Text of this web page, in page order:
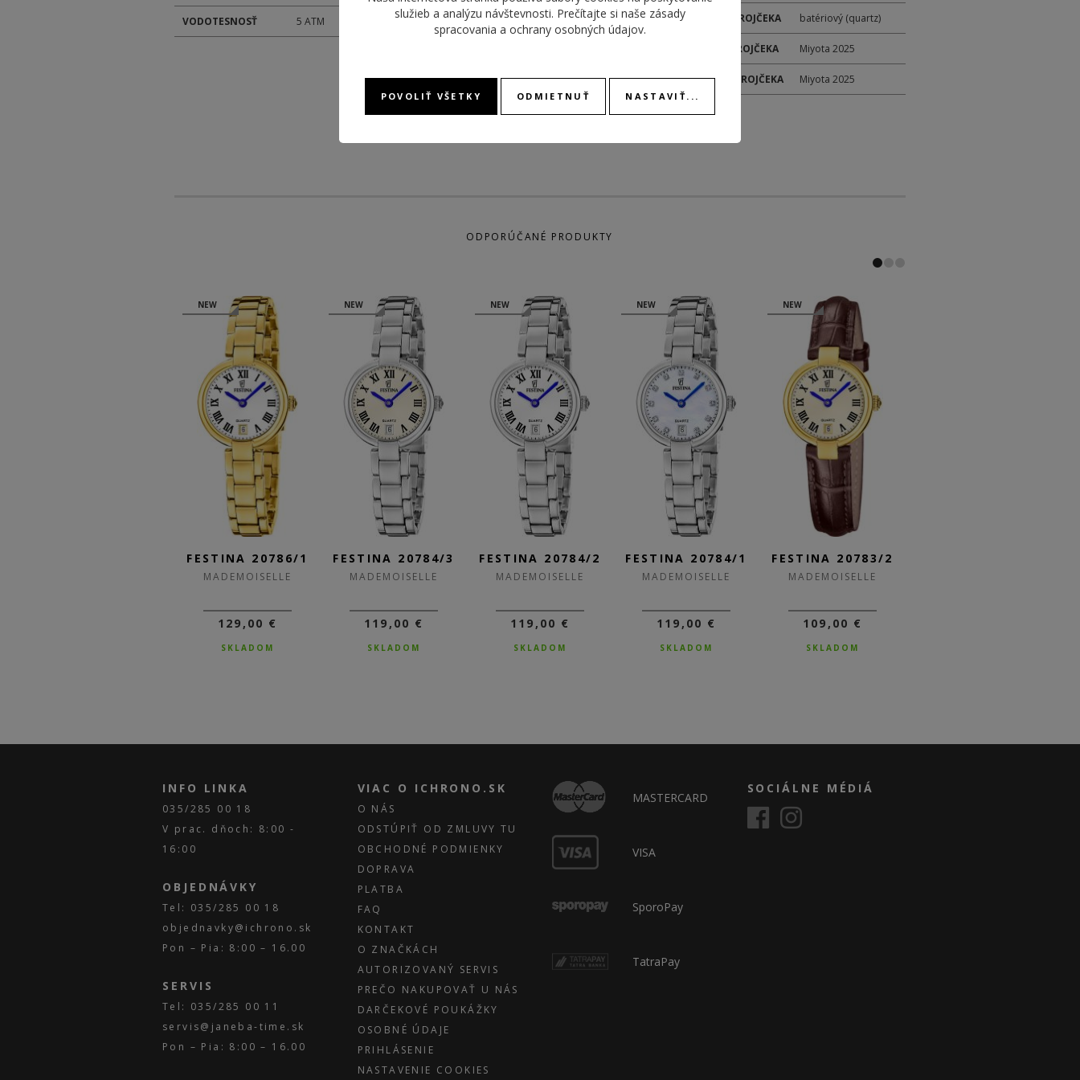
VODOTESNOSŤ 5 ATM ROZMER PUZDRA 23 mm POHON STROJČEKA batériový (quartz)
MODEL STROJČEKA Miyota 2025
KALIBER STROJČEKA Miyota 2025
ODPORÚČANÉ PRODUKTY
NEW
FESTINA 20786/1
MADEMOISELLE
129,00 €
SKLADOM
NEW
FESTINA 20784/3
MADEMOISELLE
119,00 €
SKLADOM
NEW
FESTINA 20784/2
MADEMOISELLE
119,00 €
SKLADOM
NEW
FESTINA 20784/1
MADEMOISELLE
119,00 €
SKLADOM
NEW
FESTINA 20783/2
MADEMOISELLE
109,00 €
SKLADOM
INFO LINKA
035/285 00 18
V prac. dňoch: 8:00 -
16:00
OBJEDNÁVKY
Tel: 035/285 00 18
objednavky@ichrono.sk
Pon – Pia: 8:00 – 16.00
SERVIS
Tel: 035/285 00 11
servis@janeba-time.sk
Pon – Pia: 8:00 – 16.00
VIAC O ICHRONO.SK
O NÁS
ODSTÚPIŤ OD ZMLUVY TU
OBCHODNÉ PODMIENKY
DOPRAVA
PLATBA
FAQ
KONTAKT
O ZNAČKÁCH
AUTORIZOVANÝ SERVIS
PREČO NAKUPOVAŤ U NÁS
DARČEKOVÉ POUKÁŽKY
OSOBNÉ ÚDAJE
PRIHLÁSENIE
NASTAVENIE COOKIES
MASTERCARD
VISA
SporoPay
TatraPay
SOCIÁLNE MÉDIÁ
služieb a analýzu návštevnosti. Prečítajte si naše zásady
spracovania a ochrany osobných údajov.
POVOLIŤ VŠETKY ODMIETNUŤ NASTAVIŤ...